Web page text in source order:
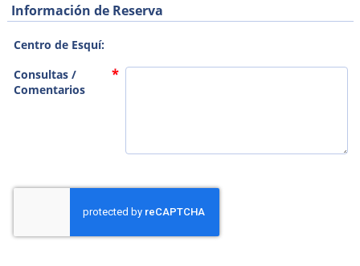
Información de Reserva
Centro de Esquí:
Consultas /
Comentarios